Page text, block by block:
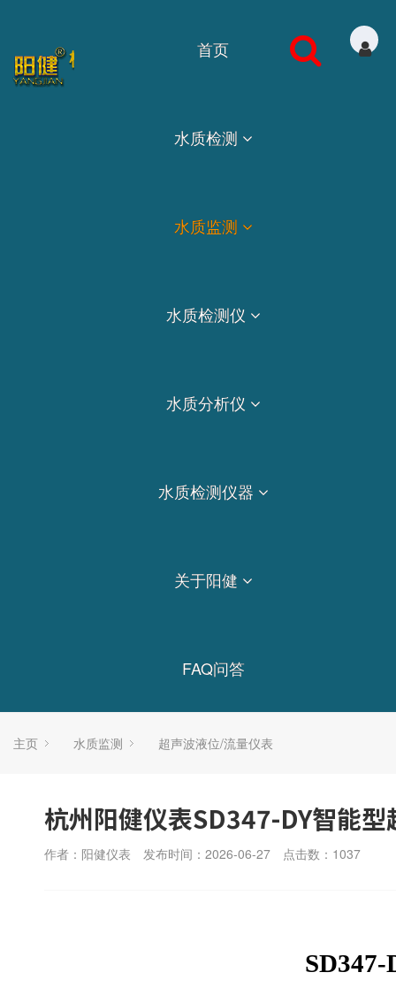
首页
水质检测
水质监测
水质检测仪
水质分析仪
水质检测仪器
关于阳健
FAQ问答
主页 水质监测 超声波液位/流量仪表
杭州阳健仪表SD347-DY智能
作者：阳健仪表 发布时间：2026-06-27 点击数： 1037
SD347-